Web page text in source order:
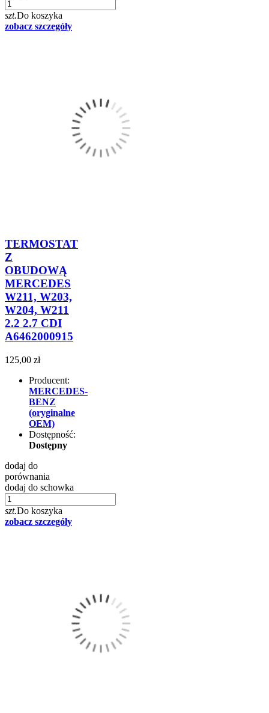
szt.Do koszyka
zobacz szczegóły
TERMOSTAT
Z
OBUDOWĄ
MERCEDES
W211, W203,
W204, W211
2.2 2.7 CDI
A6462000915
125,00 zł
Producent:
MERCEDES-
BENZ
(oryginalne
OEM)
Dostępność:
Dostępny
dodaj do
porównania
dodaj do schowka
szt.Do koszyka
zobacz szczegóły